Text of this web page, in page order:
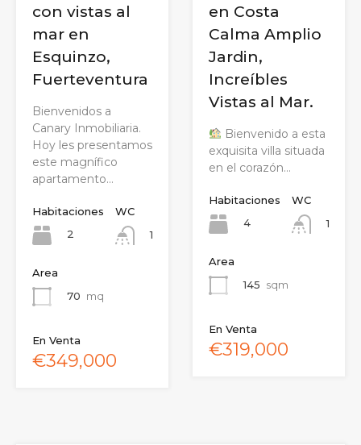
con vistas al
mar en
Esquinzo,
Fuerteventura
Bienvenidos a
Canary Inmobiliaria.
Hoy les presentamos
este magnífico
apartamento…
Habitaciones
2
WC
1
Area
70 mq
En Venta
€349,000
en Costa
Calma Amplio
Jardin,
Increíbles
Vistas al Mar.
Bienvenido a esta
exquisita villa situada
en el corazón…
Habitaciones
4
WC
1
Area
145 sqm
En Venta
€319,000